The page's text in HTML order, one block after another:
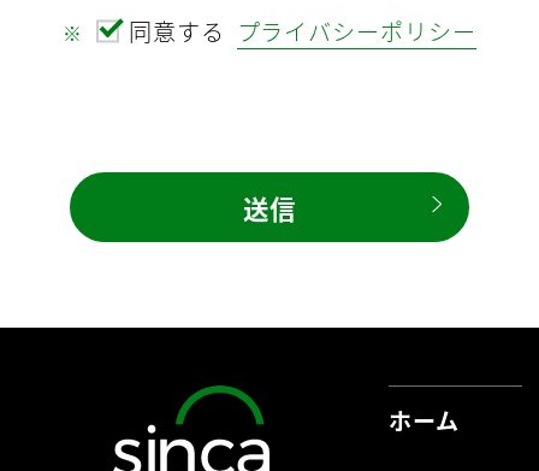
※ 同意する プライバシーポリシー
ホーム